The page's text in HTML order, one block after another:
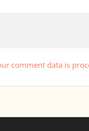
comment data is